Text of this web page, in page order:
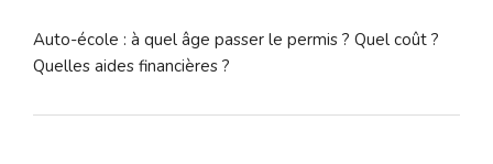
Auto-école : à quel âge passer le permis ? Quel coût ?
Quelles aides financières ?